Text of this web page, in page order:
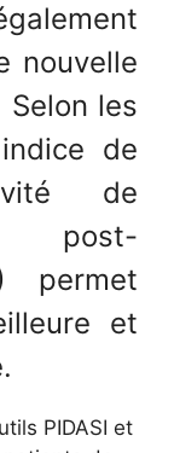
nouvelle
les
de
de
post-
permet
et
PIDASI et